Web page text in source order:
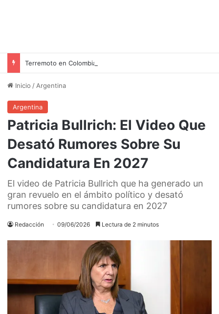
Inicio / Argentina
Argentina
Patricia Bullrich: El Video Que
Desató Rumores Sobre Su
Candidatura En 2027
El video de Patricia Bullrich que ha generado un
gran revuelo en el ámbito político y desató
rumores sobre su candidatura en 2027
Redacción 09/06/2026 Lectura de 2 minutos